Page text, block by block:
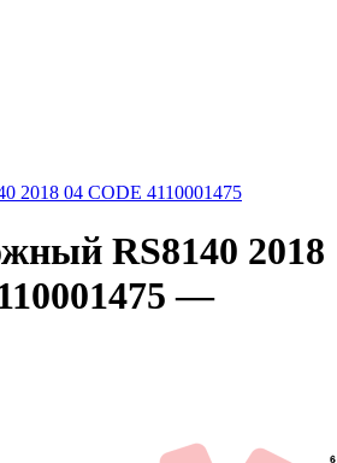
2018 04 CODE 4110001475
RS8140 2018
—